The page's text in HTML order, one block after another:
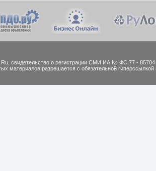
cвидетельство о регистрации СМИ ИА № ФС 77 - 85704
материалов разрешается с обязательной гиперссылкой